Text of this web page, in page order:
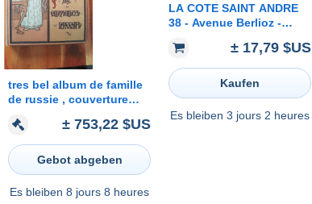
tres bel album de famille
de russie , couverture
environs 96 cartes,
toutes précurseur
± 753,22 $US
Gebot abgeben
Es bleiben 8 jours 8 heures
LA COTE SAINT ANDRE
38 - Avenue Berlioz -
± 17,79 $US
Kaufen
Es bleiben 3 jours 2 heures